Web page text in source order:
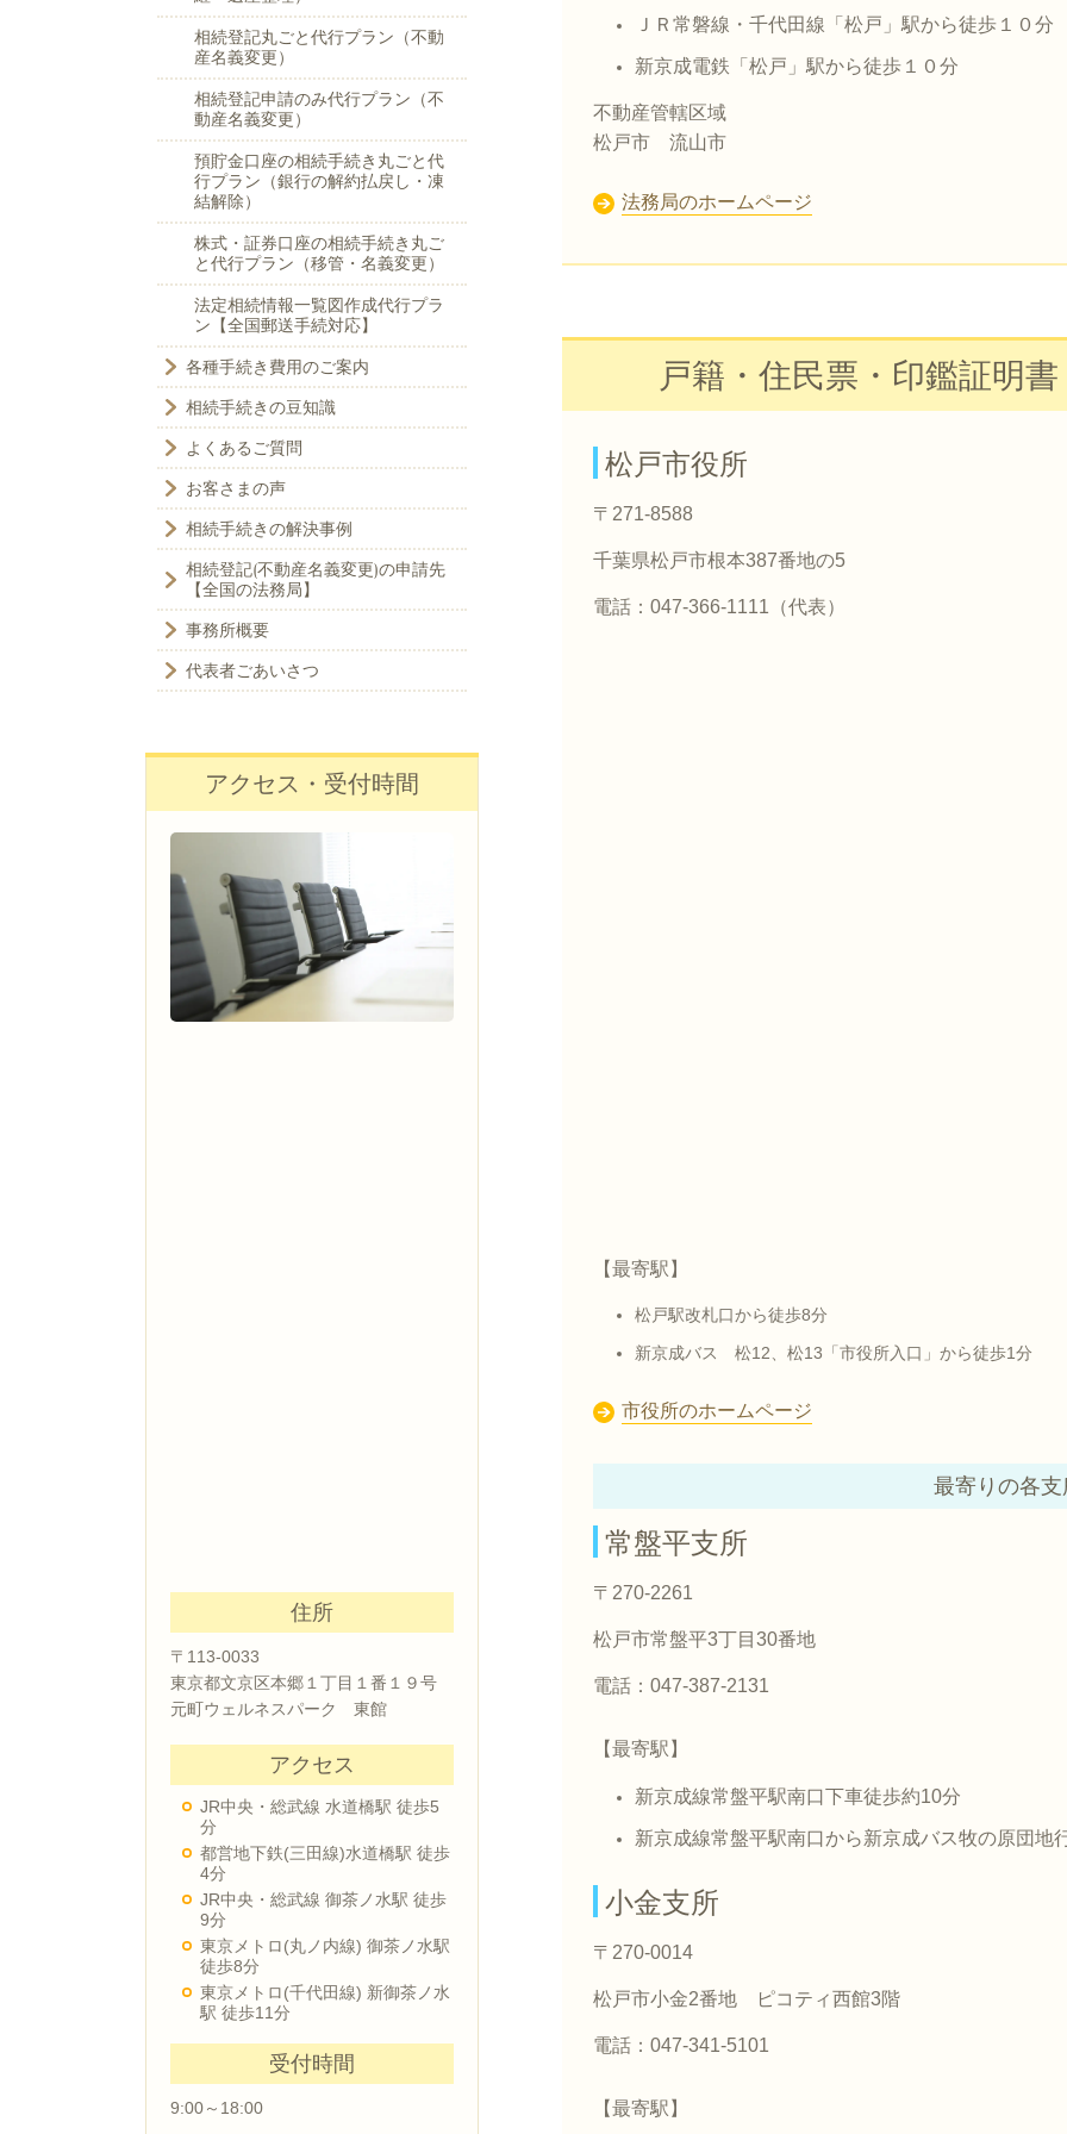
ＪＲ常磐線・千代田線「松戸」駅から徒歩１０分
新京成電鉄「松戸」駅から徒歩１０分
​不動産管轄区域
松戸市 流山市
法務局のホームページ
戸籍・住民票・印鑑証明
松戸市役所
〒 271-8588
千葉県松戸市根本387番地の5
電話：047-366-1111（代表）
【最寄駅】
松戸駅改札口から徒歩8分
新京成バス 松12、松13「市役所入口」から徒歩1分
市役所のホームページ
最寄りの各支
常盤平支所
〒270-2261
松戸市常盤平3丁目30番地
電話：047-387-2131
【最寄駅】
新京成線常盤平駅南口下車徒歩約10分
新京成線常盤平駅南口から新京成バス牧の原団地
小金支所
〒270-0014
松戸市小金2番地 ピコティ西館3階
電話：047-341-5101
【最寄駅】
相続登記丸ごと代行プラン（不動
産名義変更）
相続登記申請のみ代行プラン（不
動産名義変更）
預貯金口座の相続手続き丸ごと代
行プラン（銀行の解約払戻し・凍
結解除）
株式・証券口座の相続手続き丸ご
と代行プラン（移管・名義変更）
法定相続情報一覧図作成代行プラ
ン【全国郵送手続対応】
各種手続き費用のご案内
相続手続きの豆知識
よくあるご質問
お客さまの声
相続手続きの解決事例
相続登記(不動産名義変更)の申請先
【全国の法務局】
事務所概要
代表者ごあいさつ
アクセス・受付時間
住所
〒113-0033
東京都文京区本郷１丁目１番１９号
元町ウェルネスパーク 東館
アクセス
JR中央・総武線 水道橋駅 徒歩5
分
都営地下鉄(三田線)水道橋駅 徒歩
4分
JR中央・総武線 御茶ノ水駅 徒歩
9分
東京メトロ(丸ノ内線) 御茶ノ水駅
徒歩8分
東京メトロ(千代田線) 新御茶ノ水
駅 徒歩11分
受付時間
9:00～18:00